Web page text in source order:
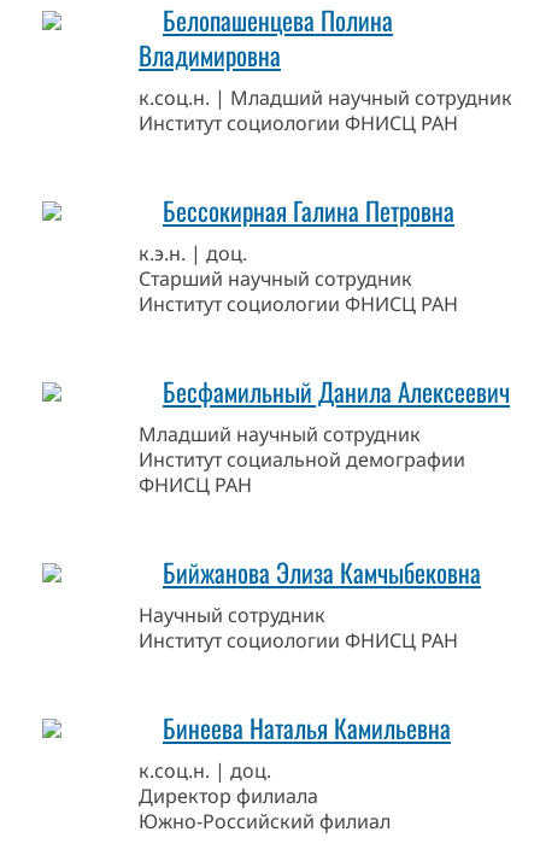
Белопашенцева Полина
Владимировна
к.соц.н. | Младший научный сотрудник
Институт социологии ФНИСЦ РАН
Бессокирная Галина Петровна
к.э.н. | доц.
Старший научный сотрудник
Институт социологии ФНИСЦ РАН
Бесфамильный Данила Алексеевич
Младший научный сотрудник
Институт социальной демографии
ФНИСЦ РАН
Бийжанова Элиза Камчыбековна
Научный сотрудник
Институт социологии ФНИСЦ РАН
Бинеева Наталья Камильевна
к.соц.н. | доц.
Директор филиала
Южно-Российский филиал